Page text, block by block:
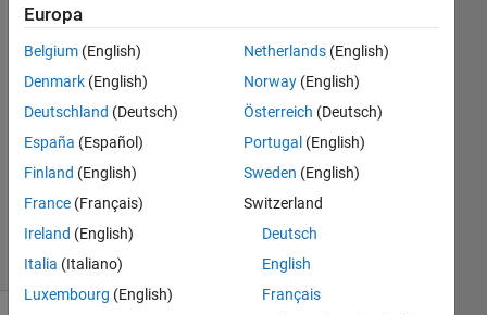
Risposta
accettata
Aggiornato
28 Feb
10
Visualizzazioni
(30 giorni)
Europa
Belgium (English)
Denmark (English)
Deutschland (Deutsch)
España (Español)
Finland (English)
France (Français)
Ireland (English)
Italia (Italiano)
Luxembourg (English)
Netherlands(English)
Norway(English)
Österreich (Deutsch)
Portugal (English)
Sweden (English)
Switzerland
Deutsch
English
Français